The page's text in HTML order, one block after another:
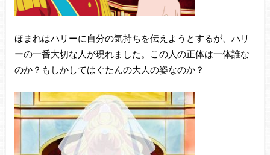
ほまれはハリーに自分の気持ちを伝えようとするが、ハリ
ーの一番大切な人が現れました。この人の正体は一体誰な
のか？もしかしてはぐたんの大人の姿なのか？